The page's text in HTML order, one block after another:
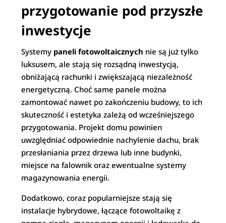
przygotowanie pod przyszłe
inwestycje
Systemy paneli fotowoltaicznych nie są już tylko
luksusem, ale stają się rozsądną inwestycją,
obniżającą rachunki i zwiększającą niezależność
energetyczną. Choć same panele można
zamontować nawet po zakończeniu budowy, to ich
skuteczność i estetyka zależą od wcześniejszego
przygotowania. Projekt domu powinien
uwzględniać odpowiednie nachylenie dachu, brak
przesłaniania przez drzewa lub inne budynki,
miejsce na falownik oraz ewentualne systemy
magazynowania energii.
Dodatkowo, coraz popularniejsze stają się
instalacje hybrydowe, łączące fotowoltaikę z